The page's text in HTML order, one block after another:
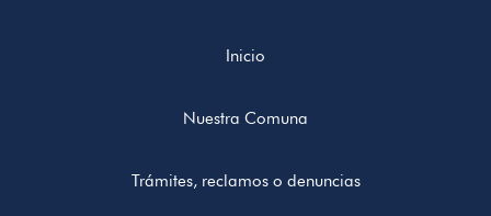
Inicio
Nuestra Comuna
Trámites, reclamos o denuncias